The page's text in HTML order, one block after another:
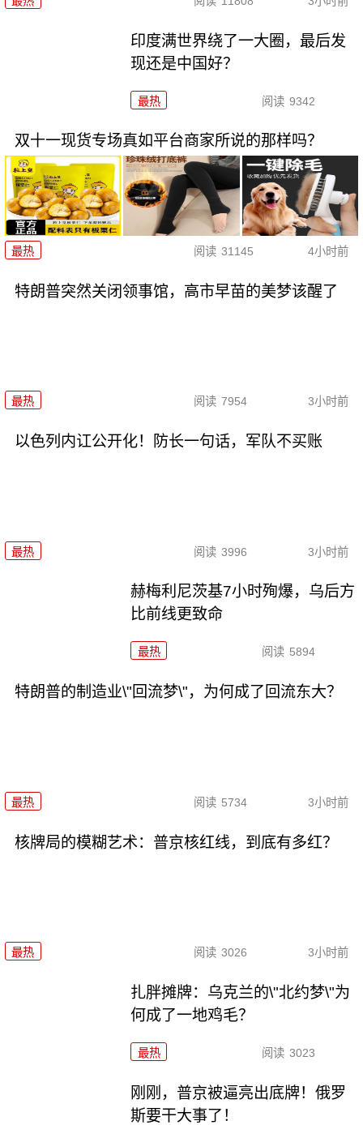
印度满世界绕了一大圈，最后发
现还是中国好？
最热 阅读 9342
双十一现货专场真如平台商家所说的那样吗？
最热 阅读 31145 4小时前
特朗普突然关闭领事馆，高市早苗的美梦该醒了
最热 阅读 7954 3小时前
以色列内讧公开化！防长一句话，军队不买账
最热 阅读 3996 3小时前
赫梅利尼茨基7小时殉爆，乌后方
比前线更致命
最热 阅读 5894
特朗普的制造业\"回流梦\"，为何成了回流东大？
最热 阅读 5734 3小时前
核牌局的模糊艺术：普京核红线，到底有多红？
最热 阅读 3026 3小时前
扎胖摊牌：乌克兰的\"北约梦\"为
何成了一地鸡毛？
最热 阅读 3023
刚刚，普京被逼亮出底牌！俄罗
斯要干大事了！